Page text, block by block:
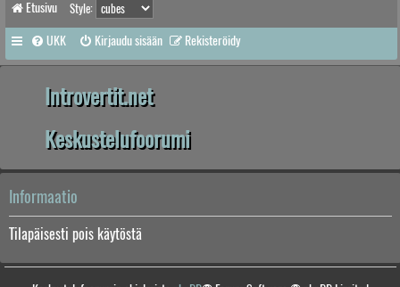
Etusivu Style:
UKK Kirjaudu sisään Rekisteröidy
Introvertit.net
Keskustelufoorumi
Informaatio
Tilapäisesti pois käytöstä